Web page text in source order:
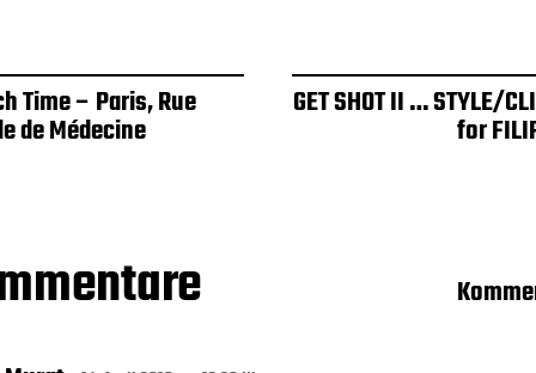
Time – Paris, Rue
de Médecine
GET SHOT II … STYLE/
for